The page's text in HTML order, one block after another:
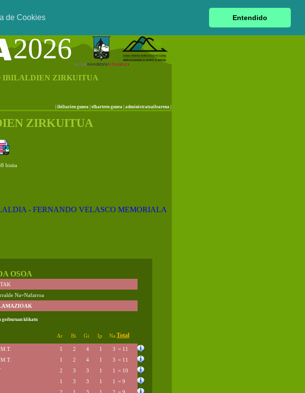
de Cookies Entendido
2026
IBILALDIEN ZIRKUITUA
ibiltarien gunea elkarteen gunea administratzailearena
ZIRKUITUA
bisita
OSOA
Na=Nafarroa
goiburuan klikatu
Ar Bi Gi Ip Na Total
1 2 4 1 3 = 11
1 2 4 1 3 = 11
2 3 3 1 1 = 10
1 3 3 1 1 = 9